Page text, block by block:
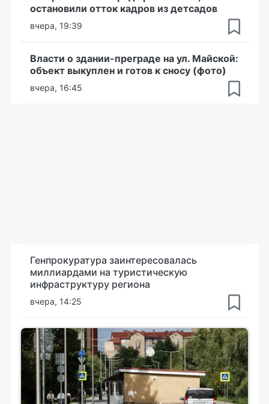
остановили отток кадров из детсадов
вчера, 19:39
Власти о здании-преграде на ул. Майской:
объект выкуплен и готов к сносу (фото)
вчера, 16:45
Генпрокуратура заинтересовалась
миллиардами на туристическую
инфраструктуру региона
вчера, 14:25